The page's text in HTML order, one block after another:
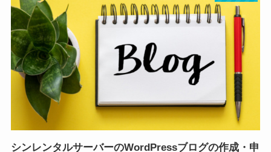
シンレンタルサーバーのWordPressブログの作成・申